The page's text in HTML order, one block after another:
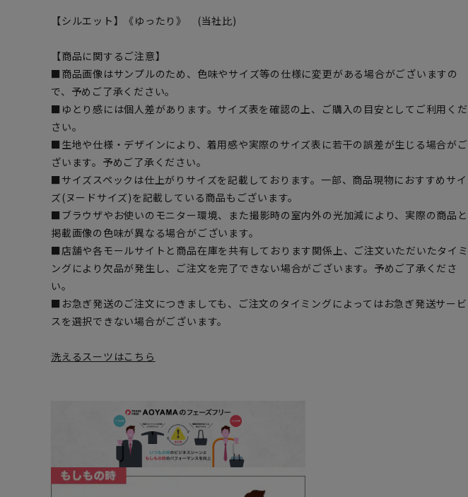
【シルエット】《ゆったり》 (当社比)
【商品に関するご注意】
■商品画像はサンプルのため、色味やサイズ等の仕様に変更がある場合がございますの
で、予めご了承ください。
■ゆとり感には個人差があります。サイズ表を確認の上、ご購入の目安としてご利用くだ
さい。
■生地や仕様・デザインにより、着用感や実際のサイズ表に若干の誤差が生じる場合がご
ざいます。予めご了承ください。
■サイズスペックは仕上がりサイズを記載しております。一部、商品現物におすすめサイ
ズ(ヌードサイズ)を記載している商品もございます。
■ブラウザやお使いのモニター環境、また撮影時の室内外の光加減により、実際の商品と
掲載画像の色味が異なる場合がございます。
■店舗や各モールサイトと商品在庫を共有しております関係上、ご注文いただいたタイミ
ングにより欠品が発生し、ご注文を完了できない場合がございます。予めご了承くださ
い。
■お急ぎ発送のご注文につきましても、ご注文のタイミングによってはお急ぎ発送サービ
スを選択できない場合がございます。
洗えるスーツはこちら